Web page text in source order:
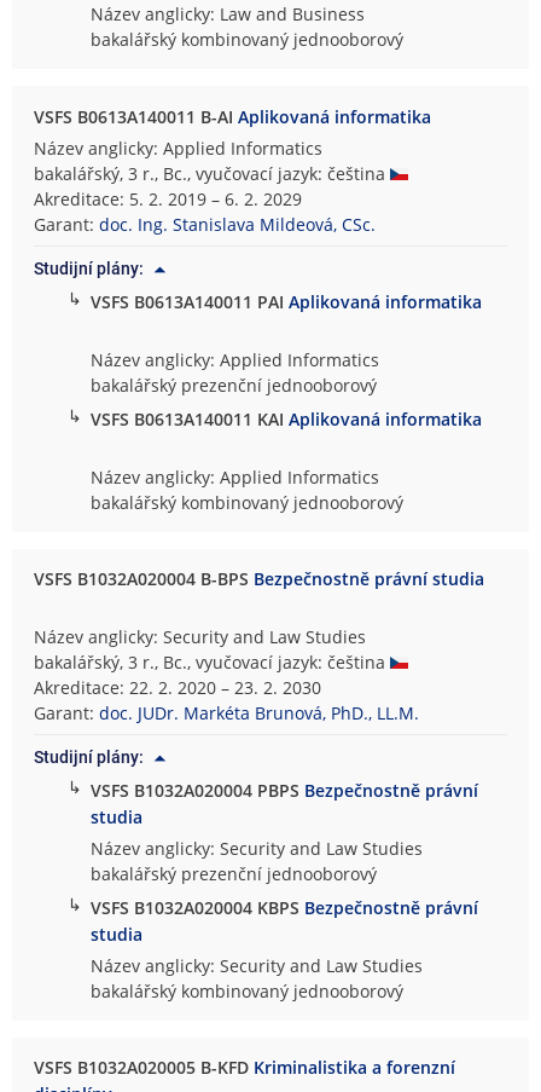
Název anglicky: Law and Business
bakalářský kombinovaný jednooborový
VSFS B0613A140011 B-AIAplikovaná informatika
Název anglicky: Applied Informatics
bakalářský, 3 r., Bc., vyučovací jazyk: čeština
Akreditace: 5. 2. 2019 – 6. 2. 2029
Garant:doc. Ing. Stanislava Mildeová, CSc.
Studijní plány:
↳ VSFS B0613A140011 PAIAplikovaná informatika
Název anglicky: Applied Informatics
bakalářský prezenční jednooborový
↳ VSFS B0613A140011 KAIAplikovaná informatika
Název anglicky: Applied Informatics
bakalářský kombinovaný jednooborový
VSFS B1032A020004 B-BPS Bezpečnostně právní studia
Název anglicky: Security and Law Studies
bakalářský, 3 r., Bc., vyučovací jazyk: čeština
Akreditace: 22. 2. 2020 – 23. 2. 2030
Garant:doc. JUDr. Markéta Brunová, PhD., LL.M.
Studijní plány:
↳ VSFS B1032A020004 PBPS Bezpečnostně právní
studia
Název anglicky: Security and Law Studies
bakalářský prezenční jednooborový
↳ VSFS B1032A020004 KBPS Bezpečnostně právní
studia
Název anglicky: Security and Law Studies
bakalářský kombinovaný jednooborový
VSFS B1032A020005 B-KFD Kriminalistika a forenzní